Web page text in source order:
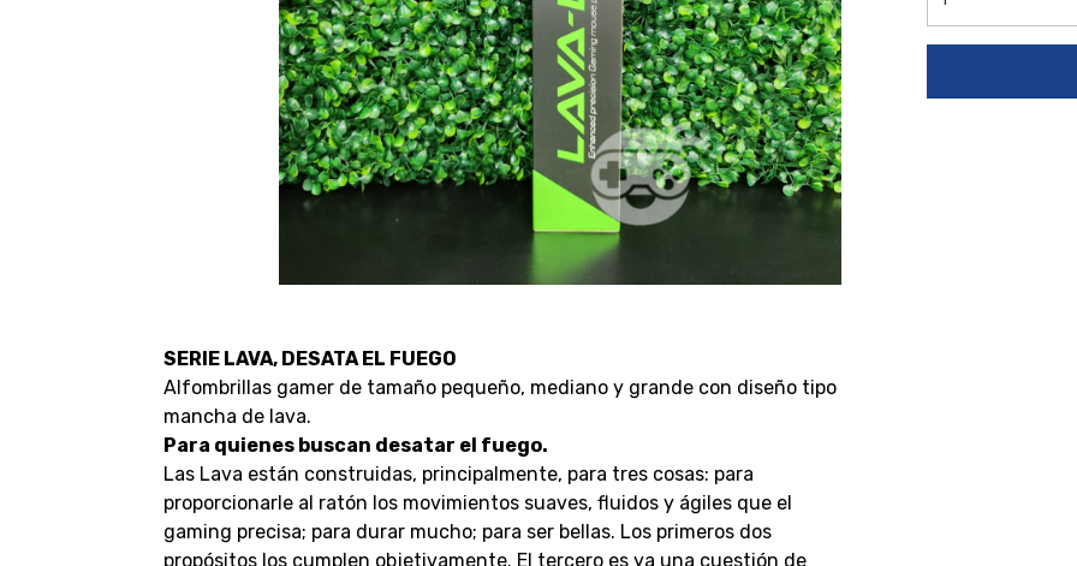
SERIE LAVA, DESATA EL FUEGO
Alfombrillas gamer de tamaño pequeño, mediano y grande con diseño tipo
mancha de lava.
Para quienes buscan desatar el fuego.
Las Lava están construidas, principalmente, para tres cosas: para
proporcionarle al ratón los movimientos suaves, fluidos y ágiles que el
gaming precisa; para durar mucho; para ser bellas. Los primeros dos
propósitos los cumplen objetivamente. El tercero es ya una cuestión de